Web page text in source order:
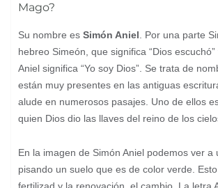
Mago?
Su nombre es Simón Aniel. Por una parte
hebreo Simeón, que significa “Dios
Aniel significa “Yo soy Dios”. Se trata de
están muy presentes en las antiguas
alude en numerosos pasajes. Uno de ellos
quien Dios dio las llaves del reino de los
En la imagen de Simón Aniel podemos ver a
pisando un suelo que es de color verde.